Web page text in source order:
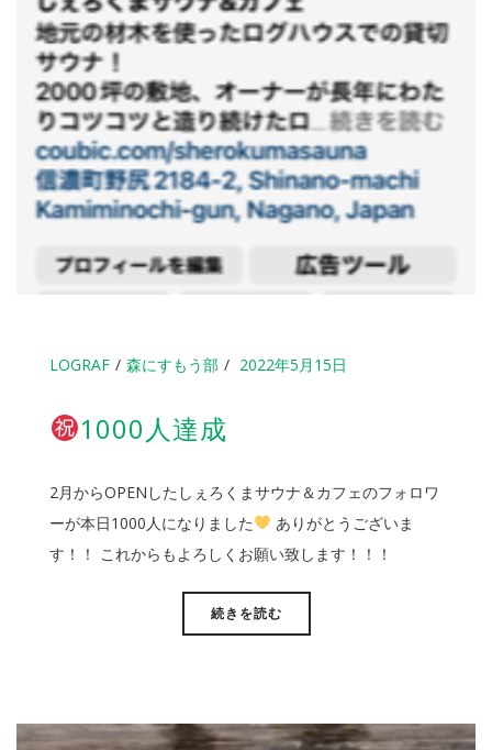
LOGRAF 森にすもう部 2022年5月15日
1000人達成
2月からOPENしたしぇろくまサウナ＆カフェのフォロワ
ーが本日1000人になりました
ありがとうございま
す！！ これからもよろしくお願い致します！！！
続きを読む